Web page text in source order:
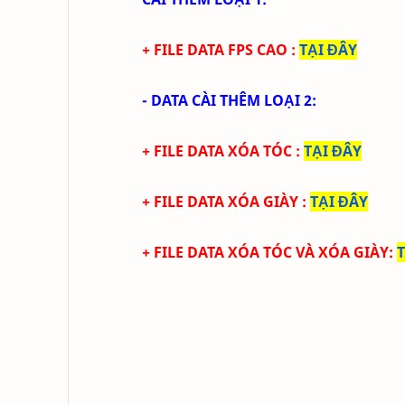
+ FILE DATA FPS CAO : TẠI ĐÂY
- DATA CÀI THÊM LOẠI 2:
+ FILE DATA XÓA TÓC : TẠI ĐÂY
+ FILE DATAXÓA GIÀY : TẠI ĐÂY
+ FILE DATAXÓA TÓCVÀ XÓA GIÀY: